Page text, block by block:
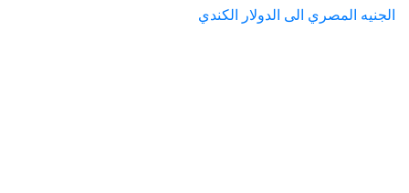
الجنيه المصري الى الدولار الكندي